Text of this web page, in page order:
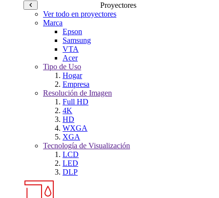
Proyectores
Ver todo en proyectores
Marca
Epson
Samsung
VTA
Acer
Tipo de Uso
Hogar
Empresa
Resolución de Imagen
Full HD
4K
HD
WXGA
XGA
Tecnología de Visualización
LCD
LED
DLP